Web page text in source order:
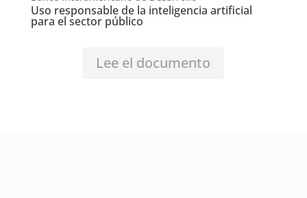
Uso responsable de la inteligencia artificial
para el sector público
Lee el documento